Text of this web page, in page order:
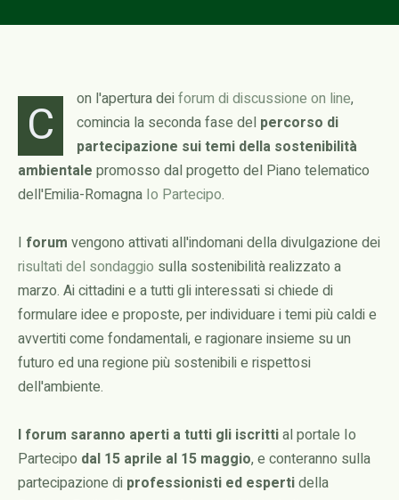
C on l'apertura dei forum di discussione on line,
comincia la seconda fase del percorso di
partecipazione sui temi della sostenibilità
ambientale promosso dal progetto del Piano telematico
dell'Emilia-Romagna Io Partecipo.
I forum vengono attivati all'indomani della divulgazione dei
risultati del sondaggio sulla sostenibilità realizzato a
marzo. Ai cittadini e a tutti gli interessati si chiede di
formulare idee e proposte, per individuare i temi più caldi e
avvertiti come fondamentali, e ragionare insieme su un
futuro ed una regione più sostenibili e rispettosi
dell'ambiente.
I forum saranno aperti a tutti gli iscrittial portale Io
Partecipo dal 15 aprile al 15 maggio, e conteranno sulla
partecipazione di professionisti ed espertidella